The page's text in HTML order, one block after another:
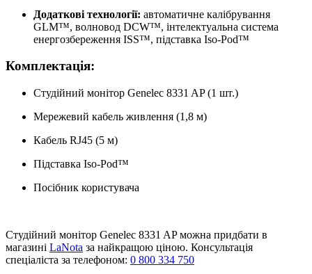
Додаткові технології: автоматичне калібрування
GLM™, волновод DCW™, інтелектуальна система
енергозбереження ISS™, підставка Iso-Pod™​
Комплектація:
Студійний монітор Genelec 8331 AP (1 шт.)​
Мережевий кабель живлення (1,8 м)​
Кабель RJ45 (5 м)​
Підставка Iso-Pod™​
Посібник користувача​
Студійний монітор Genelec 8331 AP можна придбати в
магазині LaNota за найкращою ціною. Консультація
спеціаліста за телефоном: 0 800 334 750